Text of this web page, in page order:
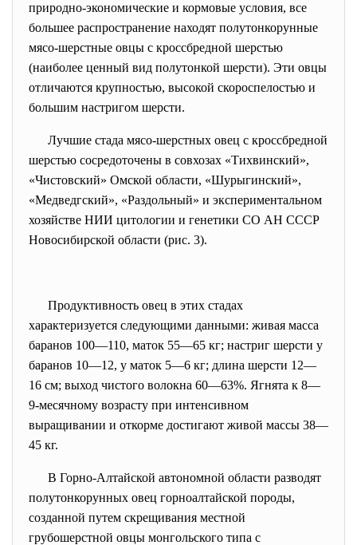
природно-экономические и кормовые условия, все
большее распространение находят полутонкорунные
мясо-шерстные овцы с кроссбредной шерстью
(наиболее ценный вид полутонкой шерсти). Эти овцы
отличаются крупностью, высокой скороспелостью и
большим настригом шерсти.
Лучшие стада мясо-шерстных овец с кроссбредной
шерстью сосредоточены в совхозах «Тихвинский»,
«Чистовский» Омской области, «Шурыгинский»,
«Медведгский», «Раздольный» и экспериментальном
хозяйстве НИИ цитологии и генетики СО АН СССР
Новосибирской области (рис. 3).
Продуктивность овец в этих стадах
характеризуется следующими данными: живая масса
баранов 100—110, маток 55—65 кг; настриг шерсти у
баранов 10—12, у маток 5—6 кг; длина шерсти 12—
16 см; выход чистого волокна 60—63%. Ягнята к 8—
9-месячному возрасту при интенсивном
выращивании и откорме достигают живой массы 38—
45 кг.
В Горно-Алтайской автономной области разводят
полутонкорунных овец горноалтайской породы,
созданной путем скрещивания местной
грубошерстной овцы монгольского типа с